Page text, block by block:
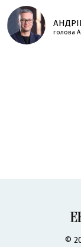
голова
©